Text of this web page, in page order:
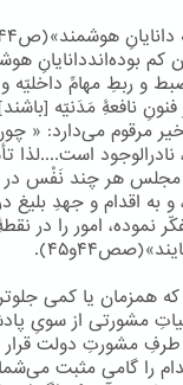
کم بوده‌انددانایانِ
ربطِ مهامِّ داخلیّه و
اخیر مرقوم می‌دارد: «
نادرالوجود
مجلس هر چند نَفْس در
و به اقدام و جهدِ
نموده، امور را در
همزمان یا کمی جلوتر
مشورتی از سویِ
طرفِ مشورتِ دولت قرار
را گامی مثبت